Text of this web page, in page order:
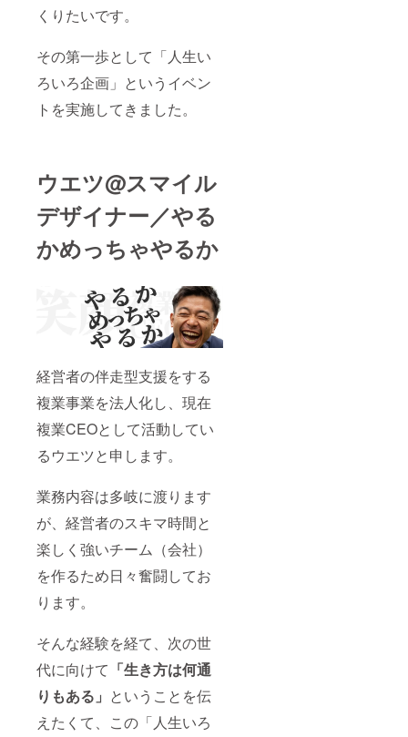
くりたいです。
その第一歩として「人生い
ろいろ企画」というイベン
トを実施してきました。
ウエツ@スマイル
デザイナー／やる
かめっちゃやるか
経営者の伴走型支援をする
複業事業を法人化し、現在
複業CEOとして活動してい
るウエツと申します。
業務内容は多岐に渡ります
が、経営者のスキマ時間と
楽しく強いチーム（会社）
を作るため日々奮闘してお
ります。
そんな経験を経て、次の世
代に向けて 「生き方は何通
りもある」 ということを伝
えたくて、この「人生いろ